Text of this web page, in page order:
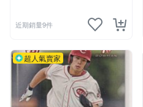
近期銷量9件
超人氣賣家